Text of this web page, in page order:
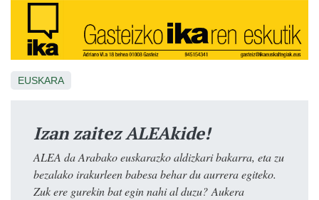
EUSKARA
Izan zaitez ALEAkide!
ALEA da Arabako euskarazko aldizkari bakarra, eta zu
bezalako irakurleen babesa behar du aurrera egiteko.
Zuk ere gurekin bat egin nahi al duzu? Aukera